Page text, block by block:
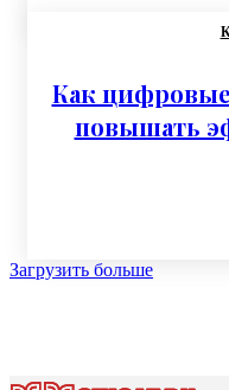
Как
повышать
Загрузить больше